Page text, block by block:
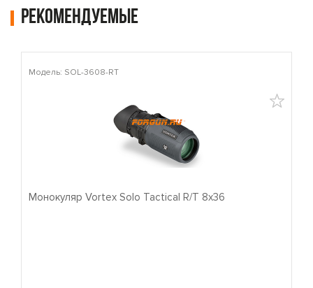
Рекомендуемые
Модель: SOL-3608-RT
Монокуляр Vortex Solo Tactical R/T 8x36